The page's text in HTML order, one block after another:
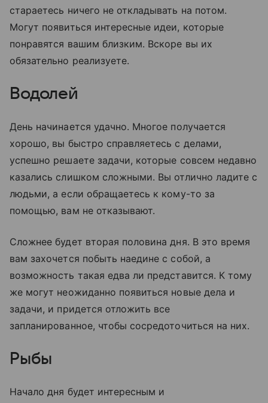
стараетесь ничего не откладывать на потом.
Могут появиться интересные идеи, которые
понравятся вашим близким. Вскоре вы их
обязательно реализуете.
Водолей
День начинается удачно. Многое получается
хорошо, вы быстро справляетесь с делами,
успешно решаете задачи, которые совсем недавно
казались слишком сложными. Вы отлично ладите с
людьми, а если обращаетесь к кому-то за
помощью, вам не отказывают.
Сложнее будет вторая половина дня. В это время
вам захочется побыть наедине с собой, а
возможность такая едва ли представится. К тому
же могут неожиданно появиться новые дела и
задачи, и придется отложить все
запланированное, чтобы сосредоточиться на них.
Рыбы
Начало дня будет интересным и